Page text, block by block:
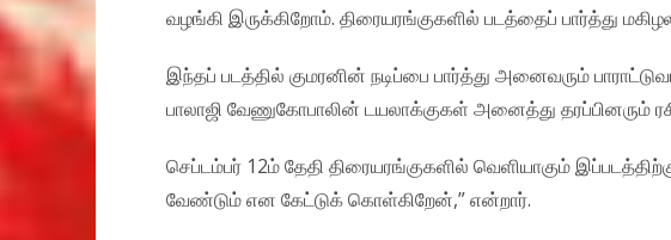
வழங்கி இருக்கிறோம். திரையரங்குகளில் படத்தைப் பார்த்து
இந்தப் படத்தில் குமரனின் நடிப்பை பார்த்து அனைவரும்
பாலாஜி வேணுகோபாலின் டயலாக்குகள் அனைத்து தரப்பினரும்
செப்டம்பர் 12ம் தேதி திரையரங்குகளில் வெளியாகும்
வேண்டும் என கேட்டுக் கொள்கிறேன்,” என்றார்.